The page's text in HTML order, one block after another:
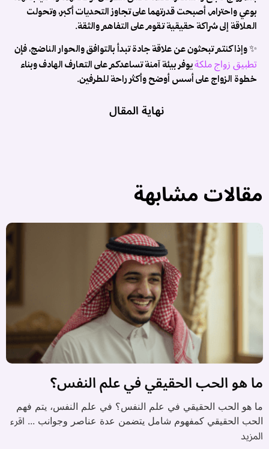
بوعي واحترام، أصبحت قدرتهما على تجاوز التحديات أكبر، وتحولت
العلاقة إلى شراكة حقيقية تقوم على التفاهم والثقة.
✨ وإذا كنتم تبحثون عن علاقة جادة تبدأ بالتوافق والحوار الناضج، فإن
تطبيق زواج ملكةيوفر بيئة آمنة تساعدكم على التعارف الهادف وبناء
خطوة الزواج على أسس أوضح وأكثر راحة للطرفين.
نهاية المقال
مقالات مشابهة
ما هو الحب الحقيقي في علم النفس؟
ما هو الحب الحقيقي في علم النفس؟ في علم النفس، يتم فهم
الحب الحقيقي كمفهوم شامل يتضمن عدة عناصر وجوانب ... اقرء
المزيد